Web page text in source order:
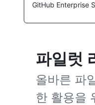
GitHub Enterprise
파일럿
올바른 파
한 활용을